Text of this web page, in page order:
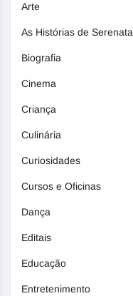
Arte
As Histórias de Serenata
Biografia
Cinema
Criança
Culinária
Curiosidades
Cursos e Oficinas
Dança
Editais
Educação
Entretenimento